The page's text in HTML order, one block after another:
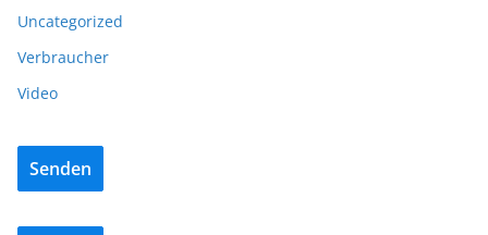
Uncategorized
Verbraucher
Video
Senden